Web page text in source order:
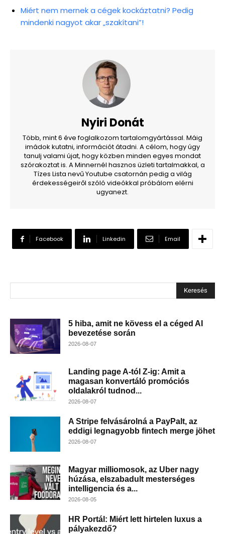
Miért nem mernek a cégek kockáztatni? Pedig
mindenki nagyot akar „szakítani”!
Nyiri Donát
Több, mint 6 éve foglalkozom tartalomgyártással. Máig
imádok kutatni, információt átadni. A célom, hogy úgy
tanulj valami újat, hogy közben minden egyes mondat
szórakoztat is. A Minnernél hasznos üzleti tartalmakkal, a
Tízes Lista nevű Youtube csatornán pedig a világ
érdekességeiről szóló videókkal próbálom elérni
ugyanezt.
Facebook Linkedin Email
Keresés
5 hiba, amit ne kövess el a céged AI
bevezetése során
2026-08-07
Landing page A-tól Z-ig: Amit a
magasan konvertáló promóciós
oldalakról tudnod...
2026-08-07
A Stripe felvásárolná a PayPalt, az
eddigi legnagyobb fintech merge jöhet
2026-08-07
Magyar milliomosok, az Uber nagy
húzása, elszabadult mesterséges
intelligencia és a...
2026-08-05
HR Portál: Miért lett hirtelen luxus a
pályakezdő?